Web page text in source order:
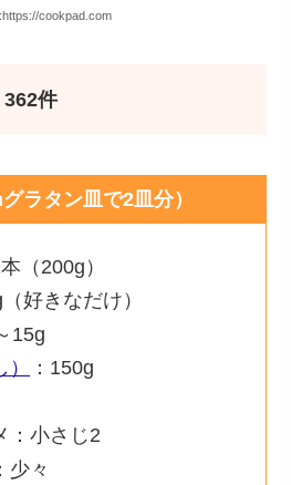
cookpad.com
件
ラタン皿で2皿分）
本（200g）
（好きなだけ）
15g
：150g
：小さじ2
少々